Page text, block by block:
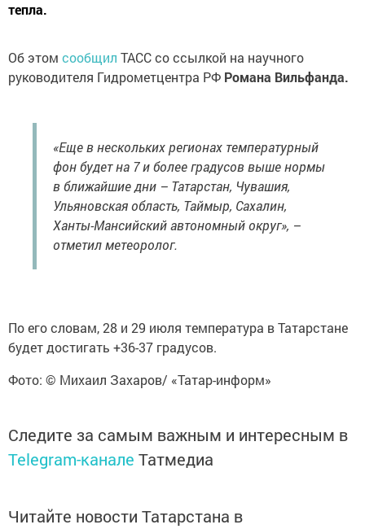
тепла.
Об этом сообщил ТАСС со ссылкой на научного
руководителя Гидрометцентра РФ Романа Вильфанда.
«Еще в нескольких регионах температурный
фон будет на 7 и более градусов выше нормы
в ближайшие дни – Татарстан, Чувашия,
Ульяновская область, Таймыр, Сахалин,
Ханты-Мансийский автономный округ», –
отметил метеоролог.
По его словам, 28 и 29 июля температура в Татарстане
будет достигать +36-37 градусов.
Фото: © Михаил Захаров/ «Татар-информ»
Следите за самым важным и интересным в
Telegram-канале Татмедиа
Читайте новости Татарстана в